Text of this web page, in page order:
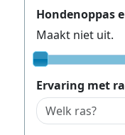
Hondenoppas
Maakt niet uit.
Ervaring met